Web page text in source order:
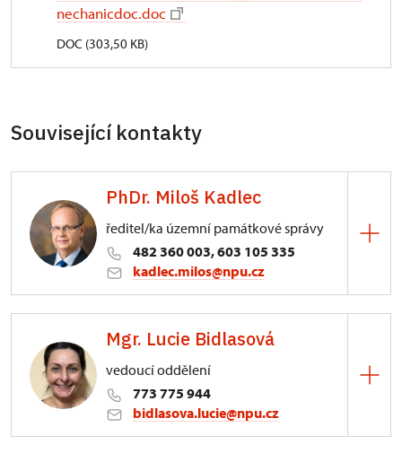
nechanicdoc.doc
DOC (303,50 KB)
Související kontakty
PhDr. Miloš Kadlec
ředitel/ka územní památkové správy
482 360 003, 603 105 335
kadlec.milos@npu.cz
3/, Sychrov 3
Mgr. Lucie Bidlasová
vedoucí oddělení
773 775 944
bidlasova.lucie@npu.cz